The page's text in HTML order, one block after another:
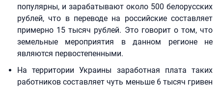
популярны, и зарабатывают около 500 белорусских
рублей, что в переводе на российские составляет
примерно 15 тысяч рублей. Это говорит о том, что
земельные мероприятия в данном регионе не
являются первостепенными.
На территории Украины заработная плата таких
работников составляет чуть меньше 6 тысяч гривен